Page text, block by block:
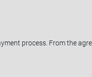
process. From the